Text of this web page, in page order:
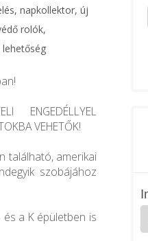
napkollektor, új
rolók,
ENGEDÉLLYEL
VEHETŐK!
található, amerikai
szobájához
a K épületben is